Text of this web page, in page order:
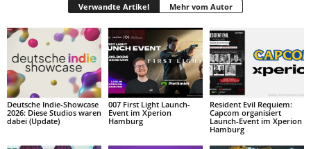
Verwandte Artikel Mehr vom Autor
Deutsche Indie-Showcase
2026: Diese Studios waren
dabei (Update)
007 First Light Launch-
Event im Xperion
Hamburg
Resident Evil Requiem:
Capcom organisiert
Launch-Event im Xperion
Hamburg